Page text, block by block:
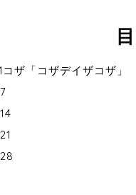
コザ「コザデイザコザ」